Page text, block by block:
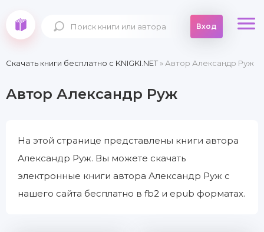
Вход
Скачать книги бесплатно c KNIGKI.NET» Автор Александр Руж
Автор Александр Руж
На этой странице представлены книги автора
Александр Руж. Вы можете скачать
электронные книги автора Александр Руж с
нашего сайта бесплатно в fb2 и epub форматах.